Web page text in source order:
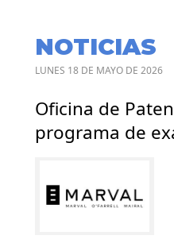
NOTICIAS
LUNES 18 DE MAYO DE 2026
Oficina de
programa de